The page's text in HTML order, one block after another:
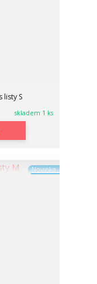
listy S
skladem 1 ks
Novinka